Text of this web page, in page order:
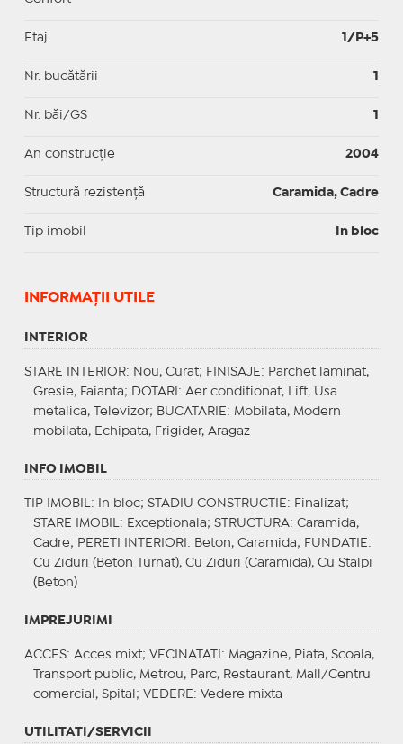
Etaj 1/P+5
Nr. bucătării 1
Nr. băi/GS 1
An construcție 2004
Structură rezistență Caramida, Cadre
Tip imobil In bloc
INFORMAŢII UTILE
INTERIOR
STARE INTERIOR: Nou, Curat; FINISAJE : Parchet laminat,
Gresie, Faianta;
DOTARI : Aer conditionat, Lift, Usa
metalica, Televizor; BUCATARIE : Mobilata, Modern
mobilata, Echipata, Frigider, Aragaz
INFO IMOBIL
TIP IMOBIL : In bloc; STADIU CONSTRUCTIE : Finalizat;
STARE IMOBIL : Exceptionala; STRUCTURA: Caramida,
Cadre; PERETI INTERIORI : Beton, Caramida; FUNDATIE :
Cu Ziduri (Beton Turnat), Cu Ziduri (Caramida), Cu Stalpi
(Beton)
IMPREJURIMI
ACCES: Acces mixt; VECINATATI : Magazine, Piata, Scoala,
Transport public, Metrou, Parc, Restaurant, Mall/Centru
comercial, Spital; VEDERE : Vedere mixta
UTILITATI/SERVICII